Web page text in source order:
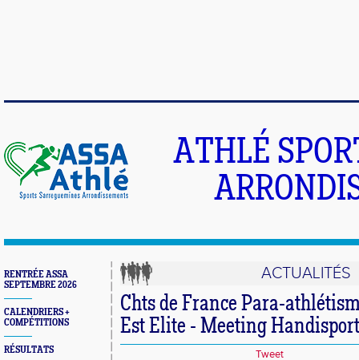
ATHLÉ
RENTRÉE ASSA
SEPTEMBRE 2026
CALENDRIERS +
COMPÉTITIONS
RÉSULTATS
ACTUALITÉS
Chts de France Para-
Est Elite - Meeting
Tweet